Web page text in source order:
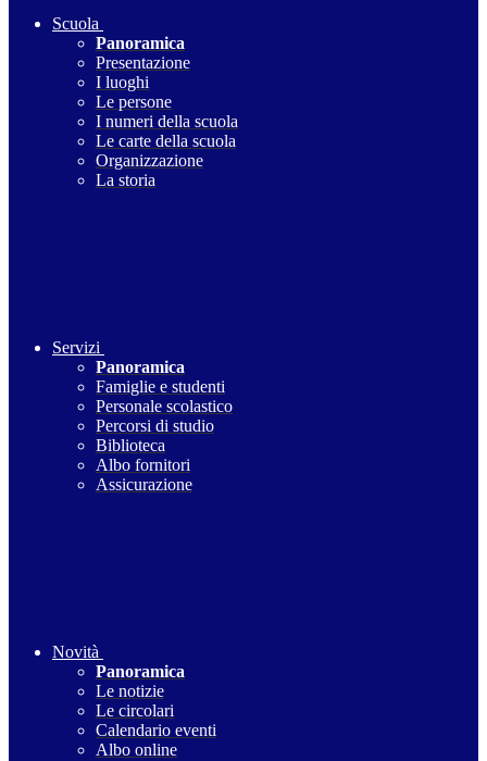
Scuola
Panoramica
Presentazione
I luoghi
Le persone
I numeri della scuola
Le carte della scuola
Organizzazione
La storia
Servizi
Panoramica
Famiglie e studenti
Personale scolastico
Percorsi di studio
Biblioteca
Albo fornitori
Assicurazione
Novità
Panoramica
Le notizie
Le circolari
Calendario eventi
Albo online